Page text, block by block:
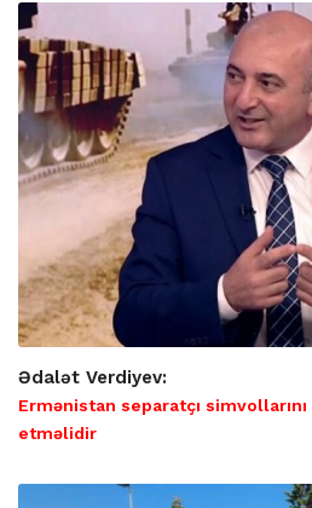
Ədalət Verdiyev:
Ermənistan separatçı
etməlidir